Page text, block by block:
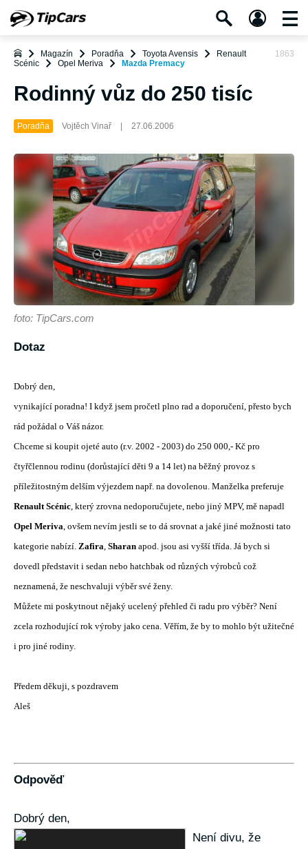
Magazín Poradňa Toyota Avensis
Renault
Scénic
Opel Meriva Mazda Premacy
1863
Rodinný vůz do 250 tisíc
Poradňa Vojtěch Vinař 27.06.2006
foto: TipCars.com
Dotaz
Dobrý den,
vynikající poradna! I když jsem pročetl plno rad a doporučení, přesto bych
rád požádal o Váš názor.
Chceme si koupit ojeté auto (r.v. 2002 - 2003) do 250 000,- Kč pro
čtyřčlennou rodinu (dorůstající děti 9 a 14 let) na běžný provoz s
příležitostným delším výjezdem např. na dovolenou. Manželka preferuje
Renault Scénic, který zrovna nedoporučujete, nebo jiný MPV, mě napadl
Opel Meriva, ovšem nevím jestli se to dá srovnat a jaké jiné možnosti tato
kategorie nabízí. Zafira, Sharan apod. jsou asi vyšší třída. Já bych si
dovedl představit i sedan nebo hatchbak od různých výrobců což
neznamená, že neschvaluji výběr své ženy.
Můžete mi poskytnout nějaký ucelený přehled či radu pro výběr? Není
zcela rozhodující rok výroby jako cena. Věřím, že by to mohlo být užitečné
i pro jiné rodiny.
Předem děkuji, s pozdravem
Aleš
Odpověď
Dobrý den,
Není divu, že